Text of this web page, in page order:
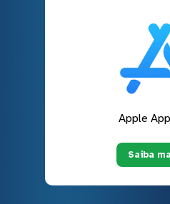
Apple
Saiba